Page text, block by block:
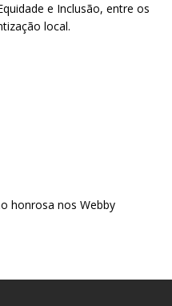
e Inclusão, entre os
local.
honrosa nos Webby